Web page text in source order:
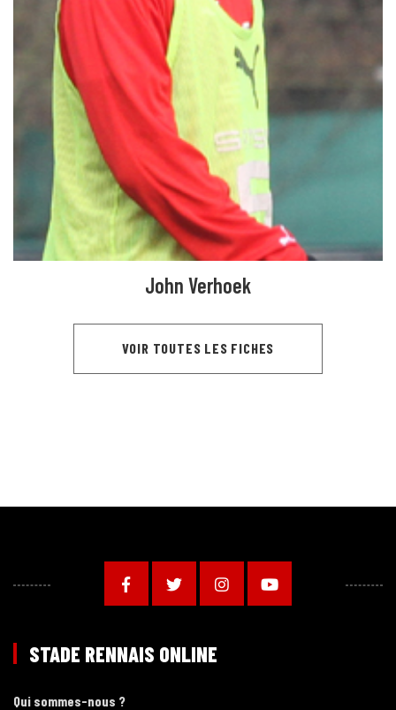
John Verhoek
VOIR TOUTES LES FICHES
STADE RENNAIS ONLINE
Qui sommes-nous ?